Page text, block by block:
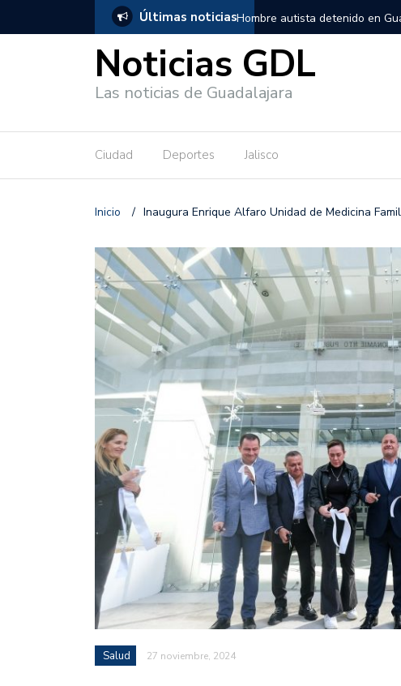
Últimas noticias
salió de los separos sin lesiones graves Títeres gigantes recorrerán
Noticias GDL
Las noticias de Guadalajara
Ciudad Deportes Jalisco
Inicio / Inaugura Enrique Alfaro Unidad de Medicina
Salud 27 noviembre, 2024